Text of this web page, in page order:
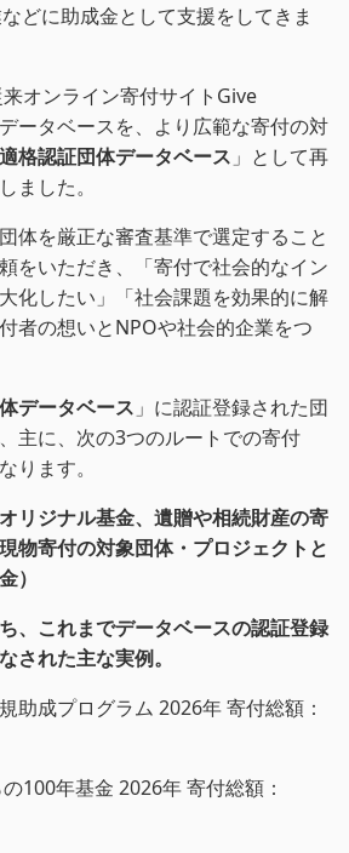
どに助成金として支援をしてきま
オンライン寄付サイトGive
ータベースを、より広範な寄付の対
格認証団体データベース 」として再
ました。
体を厳正な審査基準で選定すること
をいただき、「寄付で社会的なイン
化したい」「社会課題を効果的に解
者の想いとNPOや社会的企業をつ
データベース 」に認証登録された団
主に、次の3つのルートでの寄付
ります。
リジナル基金、遺贈や相続財産の寄
物寄付の対象団体・プロジェクトと
）
、これまでデータベースの認証登録
された主な実例。
助成プログラム 2026年 寄付総額：
100年基金 2026年 寄付総額：